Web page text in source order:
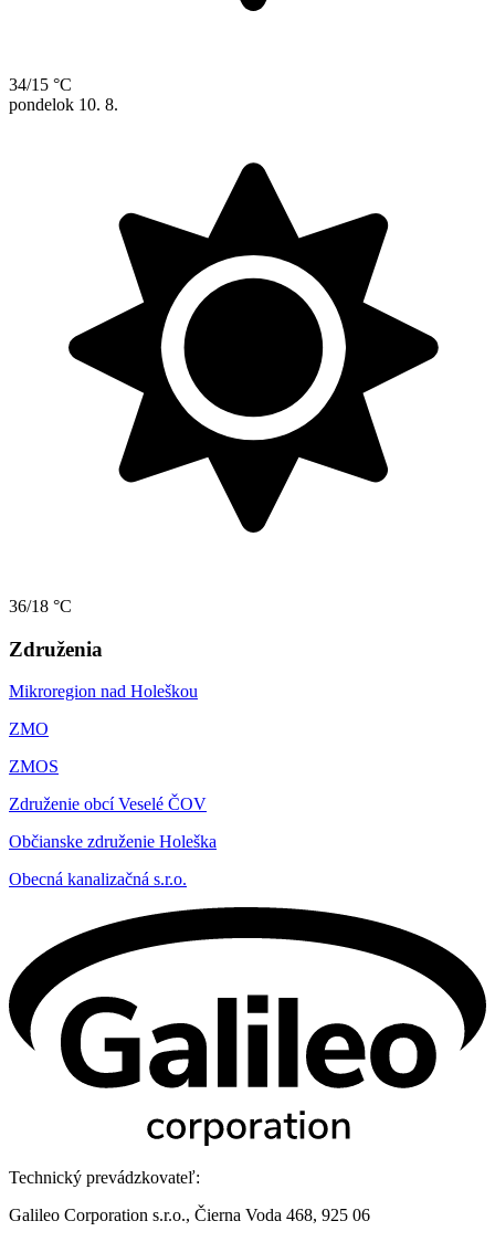
34/15 °C
pondelok 10. 8.
36/18 °C
Združenia
Mikroregion nad Holeškou
ZMO
ZMOS
Združenie obcí Veselé ČOV
Občianske združenie Holeška
Obecná kanalizačná s.r.o.
Technický prevádzkovateľ:
Galileo Corporation s.r.o., Čierna Voda 468, 925 06